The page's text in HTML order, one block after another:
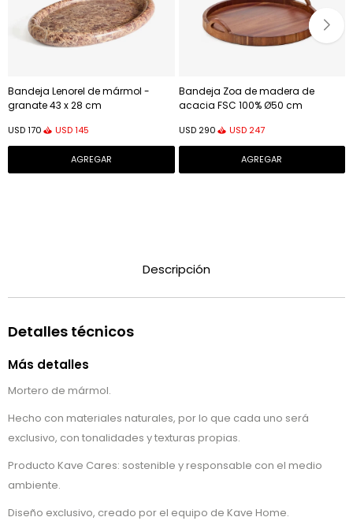
Bandeja Lenorel de mármol -
granate 43 x 28 cm
USD170 USD145
Bandeja Zoa de madera de
acacia FSC 100% Ø50 cm
USD 290 USD 247
Descripción
Detalles técnicos
Más detalles
Mortero de mármol.
Hecho con materiales naturales, por lo que cada uno será
exclusivo, con tonalidades y texturas propias.
Producto Kave Cares: sostenible y responsable con el medio
ambiente.
Diseño exclusivo, creado por el equipo de Kave Home.